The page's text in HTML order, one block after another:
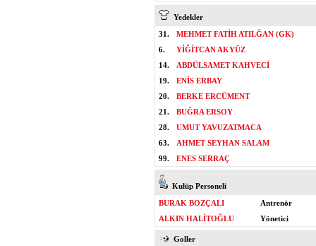
Yedekler
31.
MEHMET FATİH ATILĞAN (GK)
6.
YİĞİTCAN AKYÜZ
14.
ABDÜLSAMET KAHVECİ
19.
ENİS ERBAY
20.
BERKE ERCÜMENT
21.
BUĞRA ERSOY
28.
UMUT YAVUZATMACA
63.
AHMET SEYHAN SALAM
99.
ENES SERRAÇ
Kulüp Personeli
BURAK BOZÇALI
Antrenör
ALKIN HALİTOĞLU
Yönetici
Goller